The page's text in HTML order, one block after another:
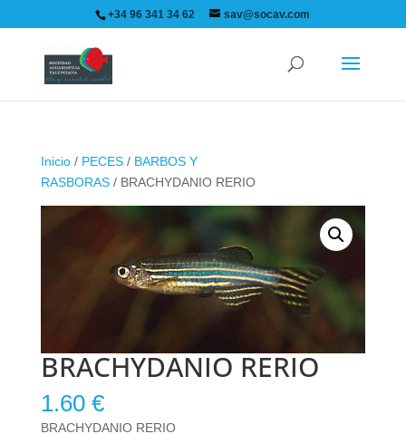
+34 96 341 34 62 sav@socav.com
Inicio/ PECES/ BARBOS Y
RASBORAS/ BRACHYDANIO RERIO
BRACHYDANIO RERIO
1.60 €
BRACHYDANIO RERIO